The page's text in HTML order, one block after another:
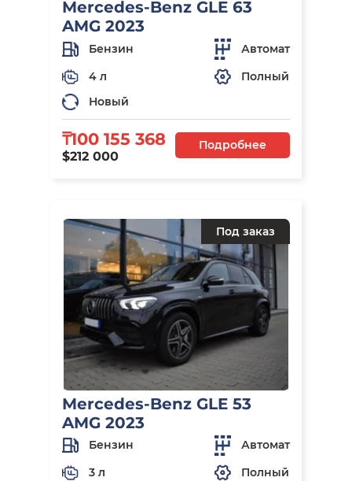
Mercedes-Benz GLE 63
AMG 2023
Бензин
Автомат
4 л
Полный
Новый
₸100 155 368
$212 000
Подробнее
Под заказ
Mercedes-Benz GLE 53
AMG 2023
Бензин
Автомат
3 л
Полный